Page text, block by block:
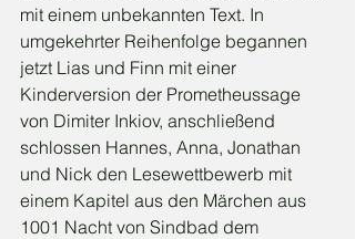
mit einem unbekannten Text. In
umgekehrter Reihenfolge begannen
jetzt Lias und Finn mit einer
Kinderversion der Prometheussage
von Dimiter Inkiov, anschließend
schlossen Hannes, Anna, Jonathan
und Nick den Lesewettbewerb mit
einem Kapitel aus den Märchen aus
1001 Nacht von Sindbad dem